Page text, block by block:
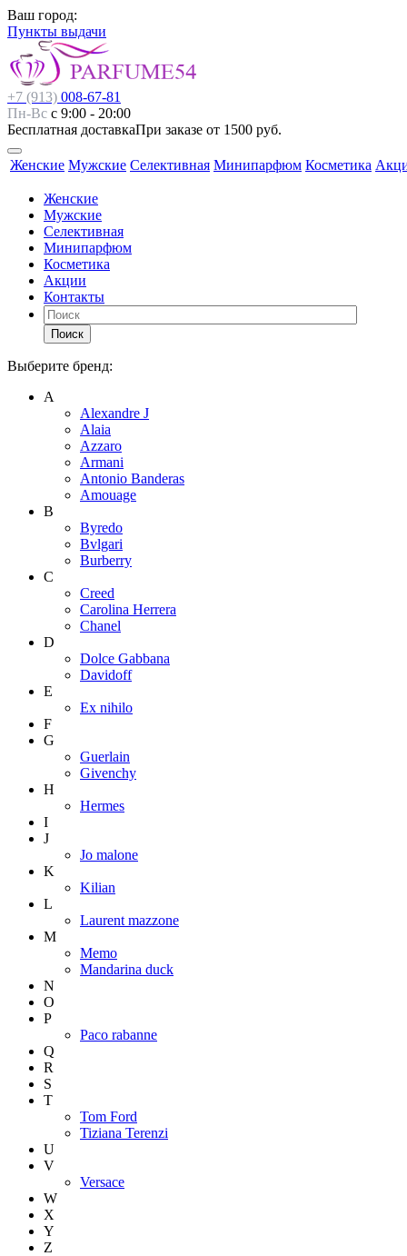
Ваш город:
Пункты выдачи
+7 (913) 008-67-81
Пн-Вс с 9:00 - 20:00
Бесплатная доставкаПри заказе от 1500 руб.
Женские Мужские Селективная Минипарфюм Косметика
Женские
Мужские
Селективная
Минипарфюм
Косметика
Акции
Контакты
Поиск
Выберите бренд:
А
Alexandre J
Alaia
Azzaro
Armani
Antonio Banderas
Amouage
B
Byredo
Bvlgari
Burberry
C
Creed
Carolina Herrera
Chanel
D
Dolce Gabbana
Davidoff
E
Ex nihilo
F
G
Guerlain
Givenchy
H
Hermes
I
J
Jo malone
K
Kilian
L
Laurent mazzone
M
Memo
Mandarina duck
N
O
P
Paco rabanne
Q
R
S
T
Tom Ford
Tiziana Terenzi
U
V
Versace
W
X
Y
Z